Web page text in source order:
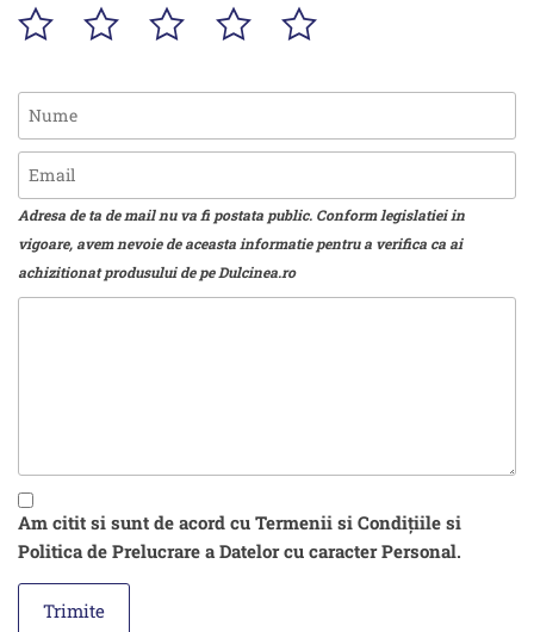
Adresa de ta de mail nu va fi postata public. Conform legislatiei in
vigoare, avem nevoie de aceasta informatie pentru a verifica ca ai
achizitionat produsului de pe Dulcinea.ro
Am citit si sunt de acord cu Termenii si Condițiile si
Politica de Prelucrare a Datelor cu caracter Personal.